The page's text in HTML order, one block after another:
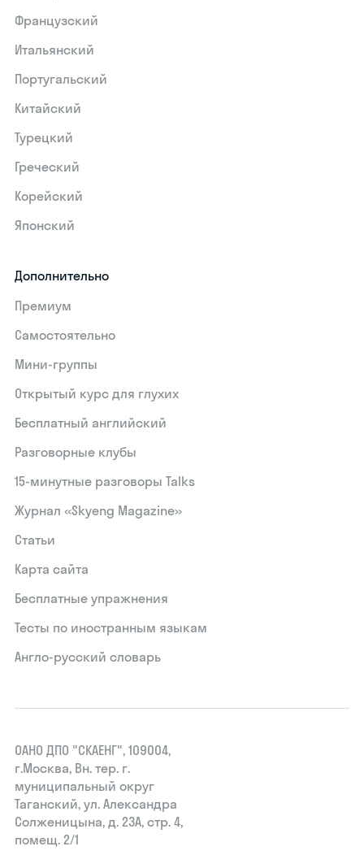
Французский
Итальянский
Португальский
Китайский
Турецкий
Греческий
Корейский
Японский
Дополнительно
Премиум
Самостоятельно
Мини-группы
Открытый курс для глухих
Бесплатный английский
Разговорные клубы
15‑минутные разговоры Talks
Журнал «Skyeng Magazine»
Статьи
Карта сайта
Бесплатные упражнения
Тесты по иностранным языкам
Англо-русский словарь
ОАНО ДПО "СКАЕНГ", 109004,
г.Москва, Вн. тер. г.
муниципальный округ
Таганский, ул. Александра
Солженицына, д. 23А, стр. 4,
помещ. 2/1